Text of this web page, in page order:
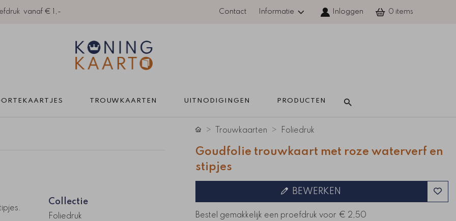
vanaf € 1,- Contact Informatie Inloggen 0
TROUWKAARTEN UITNODIGINGEN PRODUCTEN
Collectie
Foliedruk
Trouwkaarten Foliedruk
Goudfolie trouwkaart met roze waterverf en
stipjes
BEWERKEN
Bestel gemakkelijk een proefdruk voor € 2,50